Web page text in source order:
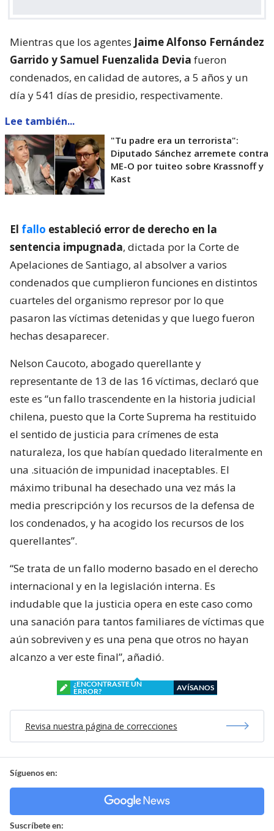
Mientras que los agentes Jaime Alfonso Fernández
Garrido y Samuel Fuenzalida Devia fueron
condenados, en calidad de autores, a 5 años y un
día y 541 días de presidio, respectivamente.
Lee también...
"Tu padre era un terrorista":
Diputado Sánchez arremete contra
ME-O por tuiteo sobre Krassnoff y
Kast
El fallo estableció error de derecho en la
sentencia impugnada, dictada por la Corte de
Apelaciones de Santiago, al absolver a varios
condenados que cumplieron funciones en distintos
cuarteles del organismo represor por lo que
pasaron las víctimas detenidas y que luego fueron
hechas desaparecer.
Nelson Caucoto, abogado querellante y
representante de 13 de las 16 víctimas, declaró que
este es “un fallo trascendente en la historia judicial
chilena, puesto que la Corte Suprema ha restituido
el sentido de justicia para crímenes de esta
naturaleza, los que habían quedado literalmente en
una .situación de impunidad inaceptables. El
máximo tribunal ha desechado una vez más la
media prescripción y los recursos de la defensa de
los condenados, y ha acogido los recursos de los
querellantes”.
“Se trata de un fallo moderno basado en el derecho
internacional y en la legislación interna. Es
indudable que la justicia opera en este caso como
una sanación para tantos familiares de víctimas que
aún sobreviven y es una pena que otros no hayan
alcanzo a ver este final”, añadió.
¿ENCONTRASTE UN
ERROR?
AVÍSANOS
Revisa nuestra página de correcciones
Síguenos en:
Suscríbete en: